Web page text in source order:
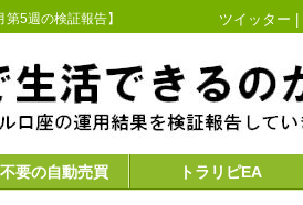
5週の検証報告】 ツイッター
要の自動売買 トラリピEA